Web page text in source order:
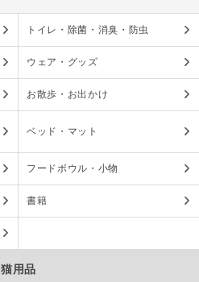
トイレ・除菌・消臭・防虫
ウェア・グッズ
お散歩・お出かけ
ベッド・マット
フードボウル・小物
書籍
猫用品